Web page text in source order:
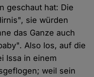
geschaut hat: Die
sie würden
das Ganze auch
Also los, auf die
Issa in einem
weil sein